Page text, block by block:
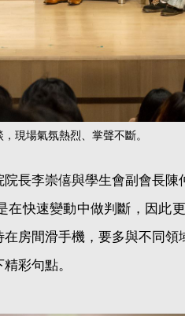
現場氣氛熱烈、掌聲不斷。
長李崇僖與學生會副會長
快速變動中做判斷，因
房間滑手機，要多與不同
彩句點。